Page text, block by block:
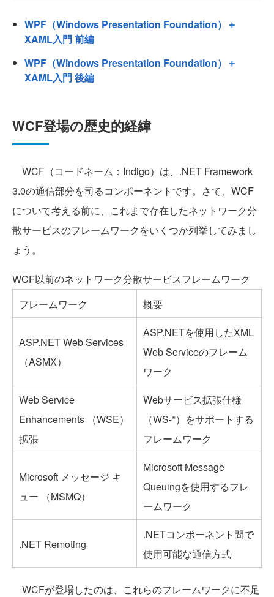
WPF（Windows Presentation Foundation）＋
XAML入門 前編
WPF（Windows Presentation Foundation）＋
XAML入門 後編
WCF登場の歴史的経緯
WCF（コードネーム：Indigo）は、.NET Framework
3.0の通信部分を司るコンポーネントです。さて、WCF
について考える前に、これまで存在したネットワーク分
散サービスのフレームワークをいくつか列挙してみまし
ょう。
WCF以前のネットワーク分散サービスフレームワーク
フレームワーク
概要
ASP.NET Web Services
（ASMX）
ASP.NETを使用したXML
Web Serviceのフレーム
ワーク
Web Service
Enhancements （WSE）
拡張
Webサービス拡張仕様
（WS-*）をサポートする
フレームワーク
Microsoft メッセージ キ
ュー （MSMQ）
Microsoft Message
Queuingを使用するフレ
ームワーク
.NET Remoting
.NETコンポーネント間で
使用可能な通信方式
WCFが登場したのは、これらのフレームワークに不足